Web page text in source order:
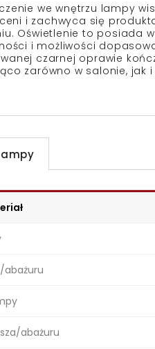
we wnętrzu lampy
i zachwyca się
Oświetlenie to posiada
i możliwości
czarnej oprawie
zarówno w salonie, jak
abażuru
abażuru